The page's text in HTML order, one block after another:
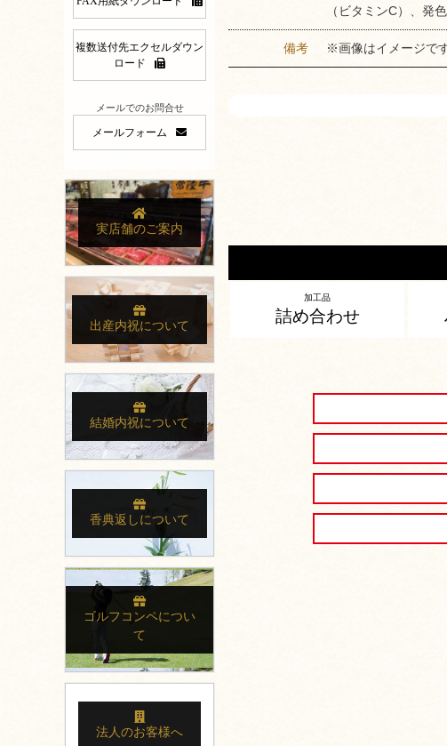
複数送付先エクセルダウン
ロード
メールでのお問合せ
メールフォーム
実店舗のご案内
出産内祝について
結婚内祝について
香典返しについて
ゴルフコンペについ
て
法人のお客様へ
（ビタミンC）、発
備考 ※画像はイメージです
加工品
詰め合わせ